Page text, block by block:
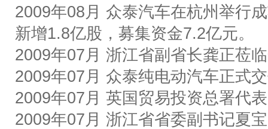
2009年08月 众泰汽车在杭州举行
新增1.8亿股，募集资金7.2亿元。
2009年07月 浙江省副省长龚正莅
2009年07月 众泰纯电动汽车正式
2009年07月 英国贸易投资总署代
2009年07月 浙江省省委副书记夏